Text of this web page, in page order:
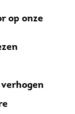
op onze